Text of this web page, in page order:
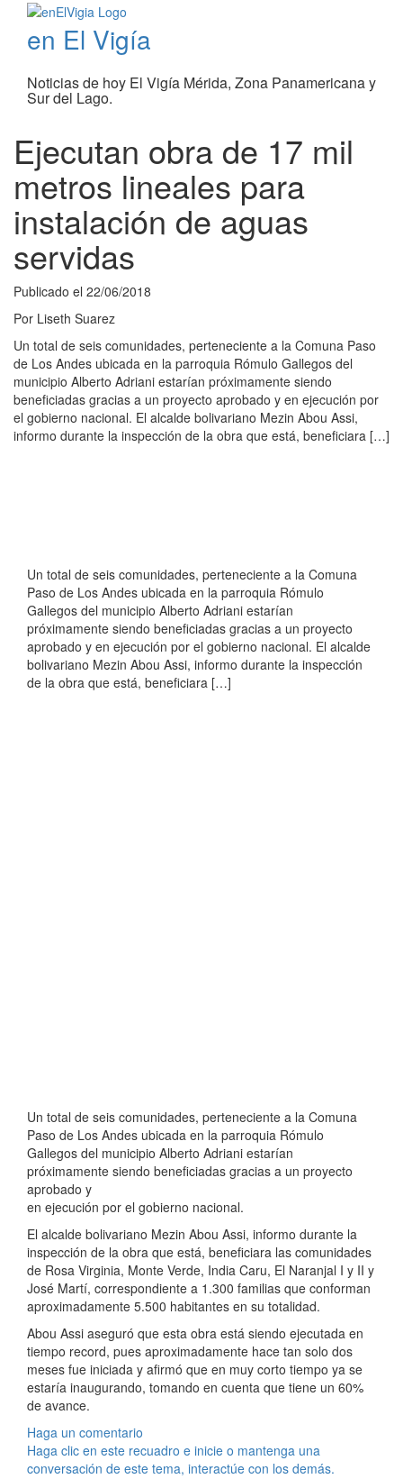
en El Vigía
Noticias de hoy El Vigía Mérida, Zona Panamericana y
Sur del Lago.
Ejecutan obra de 17 mil
metros lineales para
instalación de aguas
servidas
Publicado el 22/06/2018
Por Liseth Suarez
Un total de seis comunidades, perteneciente a la Comuna Paso
de Los Andes ubicada en la parroquia Rómulo Gallegos del
municipio Alberto Adriani estarían próximamente siendo
beneficiadas gracias a un proyecto aprobado y en ejecución por
el gobierno nacional. El alcalde bolivariano Mezin Abou Assi,
informo durante la inspección de la obra que está, beneficiara […]
Un total de seis comunidades, perteneciente a la Comuna
Paso de Los Andes ubicada en la parroquia Rómulo
Gallegos del municipio Alberto Adriani estarían
próximamente siendo beneficiadas gracias a un proyecto
aprobado y en ejecución por el gobierno nacional. El alcalde
bolivariano Mezin Abou Assi, informo durante la inspección
de la obra que está, beneficiara […]
Un total de seis comunidades, perteneciente a la Comuna
Paso de Los Andes ubicada en la parroquia Rómulo
Gallegos del municipio Alberto Adriani estarían
próximamente siendo beneficiadas gracias a un proyecto
aprobado y
en ejecución por el gobierno nacional.
El alcalde bolivariano Mezin Abou Assi, informo durante la
inspección de la obra que está, beneficiara las comunidades
de Rosa Virginia, Monte Verde, India Caru, El Naranjal I y II y
José Martí, correspondiente a 1.300 familias que conforman
aproximadamente 5.500 habitantes en su totalidad.
Abou Assi aseguró que esta obra está siendo ejecutada en
tiempo record, pues aproximadamente hace tan solo dos
meses fue iniciada y afirmó que en muy corto tiempo ya se
estaría inaugurando, tomando en cuenta que tiene un 60%
de avance.
Haga un comentario
Haga clic en este recuadro e inicie o mantenga una
conversación de este tema, interactúe con los demás.